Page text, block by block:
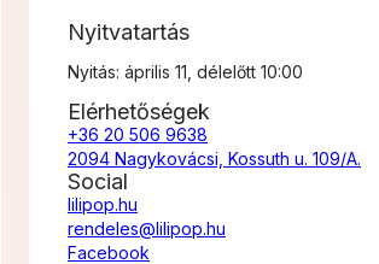
Nyitvatartás
Nyitás: április 11, délelőtt 10:00
Elérhetőségek
+36 20 506 9638
2094 Nagykovácsi, Kossuth u. 109/A.
Social
lilipop.hu
rendeles@lilipop.hu
Facebook